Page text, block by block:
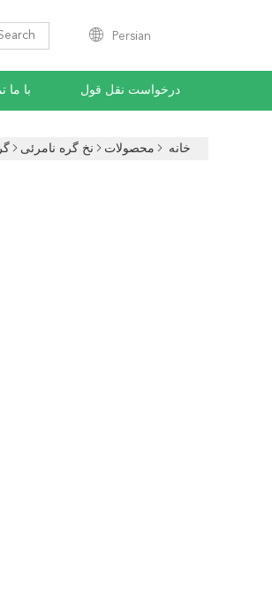
Persian
با ما درخواست نقل قول
خانه محصولات نخ گره نامرئی